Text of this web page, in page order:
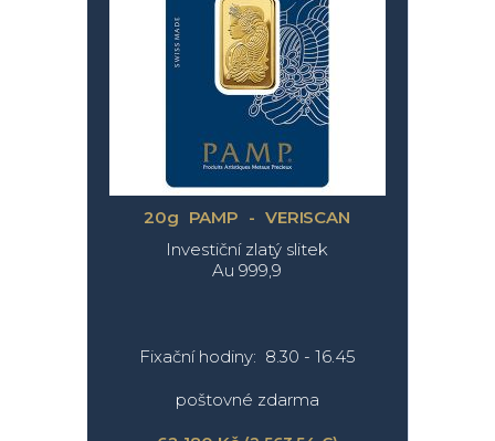
20g PAMP - VERISCAN
Investiční zlatý slitek
Au 999,9
Fixační hodiny: 8.30 - 16.45
poštovné zdarma